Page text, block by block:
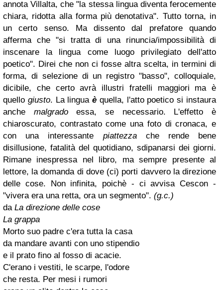
annota Villalta, che "la stessa lingua diventa ferocemente
chiara, ridotta alla forma più denotativa". Tutto torna, in
un certo senso. Ma dissento dal prefatore quando
afferma che "si tratta di una rinuncia/impossibilità di
inscenare la lingua come luogo privilegiato dell'atto
poetico". Direi che non ci fosse altra scelta, in termini di
forma, di selezione di un registro "basso", colloquiale,
dicibile, che certo avrà illustri fratelli maggiori ma è
quello giusto. La linguaè quella, l'atto poetico si instaura
anche malgradoessa, se necessario. L'effetto è
chiaroscurato, contrastato come una foto di cronaca, e
con una interessante piattezza che rende bene
disillusione, fatalità del quotidiano, sdipanarsi dei giorni.
Rimane inespressa nel libro, ma sempre presente al
lettore, la domanda di dove (ci) porti davvero la direzione
delle cose. Non infinita, poichè - ci avvisa Cescon -
"vivera era una retta, ora un segmento". (g.c.)
da La direzione delle cose
La grappa
Morto suo padre c'era tutta la casa
da mandare avanti con uno stipendio
e il prato fino al fosso di acacie.
C'erano i vestiti, le scarpe, l'odore
che resta. Per mesi i rumori